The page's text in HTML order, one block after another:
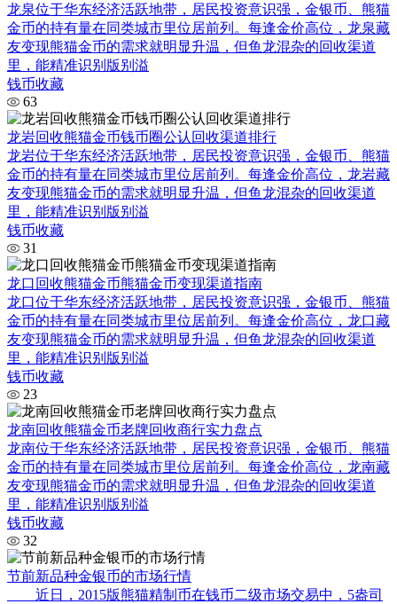
龙泉位于华东经济活跃地带，居民投资意识强，金银币、熊猫
金币的持有量在同类城市里位居前列。每逢金价高位，龙泉藏
友变现熊猫金币的需求就明显升温，但鱼龙混杂的回收渠道
里，能精准识别版别溢
钱币收藏
63
龙岩回收熊猫金币钱币圈公认回收渠道排行
龙岩位于华东经济活跃地带，居民投资意识强，金银币、熊猫
金币的持有量在同类城市里位居前列。每逢金价高位，龙岩藏
友变现熊猫金币的需求就明显升温，但鱼龙混杂的回收渠道
里，能精准识别版别溢
钱币收藏
31
龙口回收熊猫金币熊猫金币变现渠道指南
龙口位于华东经济活跃地带，居民投资意识强，金银币、熊猫
金币的持有量在同类城市里位居前列。每逢金价高位，龙口藏
友变现熊猫金币的需求就明显升温，但鱼龙混杂的回收渠道
里，能精准识别版别溢
钱币收藏
23
龙南回收熊猫金币老牌回收商行实力盘点
龙南位于华东经济活跃地带，居民投资意识强，金银币、熊猫
金币的持有量在同类城市里位居前列。每逢金价高位，龙南藏
友变现熊猫金币的需求就明显升温，但鱼龙混杂的回收渠道
里，能精准识别版别溢
钱币收藏
32
节前新品种金银币的市场行情
近日，2015版熊猫精制币在钱币二级市场交易中，5盎司